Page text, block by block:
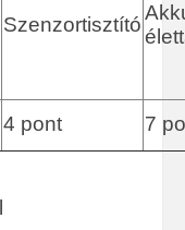
Szenzortisztító
4 pont 7